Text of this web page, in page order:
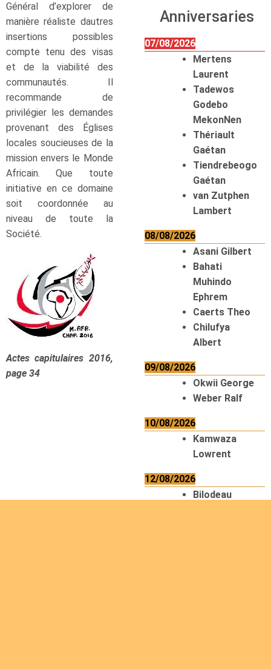
Général d’explorer de
manière réaliste dautres
insertions possibles
compte tenu des visas
et de la viabilité des
communautés. Il
recommande de
privilégier les demandes
provenant des Églises
locales soucieuses de la
mission envers le Monde
Africain. Que toute
initiative en ce domaine
soit coordonnée au
niveau de toute la
Société.
Actes capitulaires 2016,
page 34
Anniversaries
07/08/2026
Mertens
Laurent
Tadewos
Godebo
MekonNen
Thériault
Gaétan
Tiendrebeogo
Gaétan
van Zutphen
Lambert
08/08/2026
Asani Gilbert
Bahati
Muhindo
Ephrem
Caerts Theo
Chilufya
Albert
09/08/2026
Okwii George
Weber Ralf
10/08/2026
Kamwaza
Lowrent
12/08/2026
Bilodeau